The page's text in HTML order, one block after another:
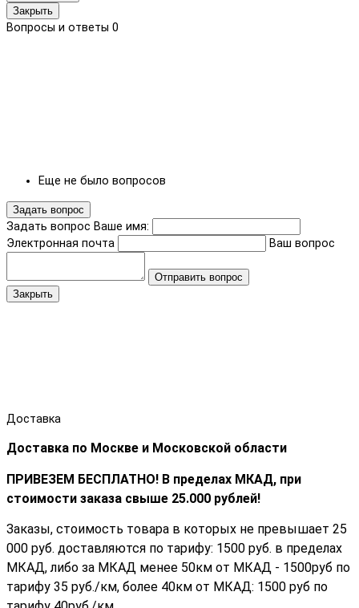
Закрыть
Вопросы и ответы 0
Еще не было вопросов
Задать вопрос
Задать вопрос Ваше имя:
Электронная почта
Ваш вопрос
Отправить вопрос
Закрыть
Доставка
Доставка по Москве и Московской области
ПРИВЕЗЕМ БЕСПЛАТНО! В пределах МКАД, при
стоимости заказа cвыше 25.000 рублей!
Заказы, стоимость товара в которых не превышает 25
000 руб. доставляются по тарифу: 1500 руб. в пределах
МКАД, либо за МКАД менее 50км от МКАД - 1500руб по
тарифу 35 руб./км, более 40км от МКАД: 1500 руб по